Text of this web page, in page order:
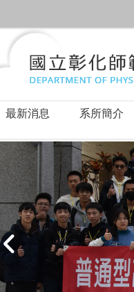
最新消息 系所簡介